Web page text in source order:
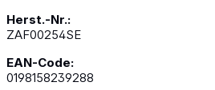
Herst.-Nr.:
ZAF00254SE
EAN-Code:
0198158239288